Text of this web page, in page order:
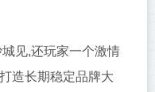
见,还玩家一个激情
造长期稳定品牌大